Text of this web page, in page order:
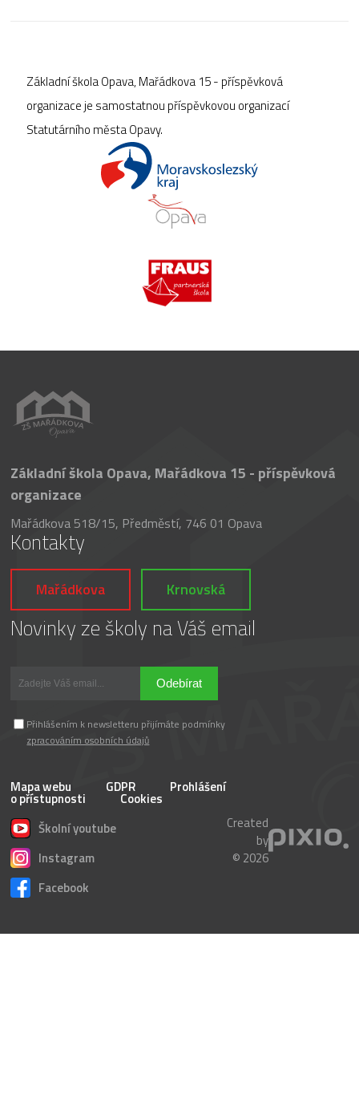
Základní škola Opava, Mařádkova 15 - příspěvková
organizace je samostatnou příspěvkovou organizací
Statutárního města Opavy.
Základní škola Opava, Mařádkova 15 - příspěvková
organizace
Mařádkova 518/15, Předměstí, 746 01 Opava
Kontakty
Mařádkova Krnovská
Novinky ze školy na Váš email
Odebírat
Přihlášením k newsletteru přijímáte podmínky
zpracováním osobních údajů
Mapa webu GDPR Prohlášení
o přístupnosti
Cookies
Školní youtube
Instagram
Facebook
Created
by
© 2026